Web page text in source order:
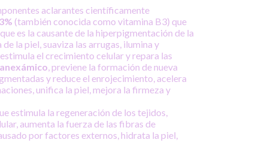
aclarantes científicamente
(también conocida como vitamina B3) que
es la causante de la hiperpigmentación de la
la piel, suaviza las arrugas, ilumina y
estimula el crecimiento celular y repara las
, previene la formación de nueva
y reduce el enrojecimiento, acelera
unifica la piel, mejora la firmeza y
estimula la regeneración de los tejidos,
aumenta la fuerza de las fibras de
por factores externos, hidrata la piel,